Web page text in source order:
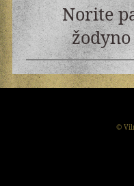
Norite
©